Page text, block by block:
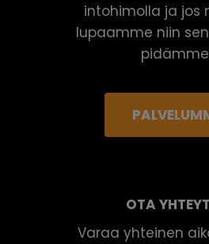
intohimolla ja jos
lupaamme niin
OTA
Varaa yhteinen